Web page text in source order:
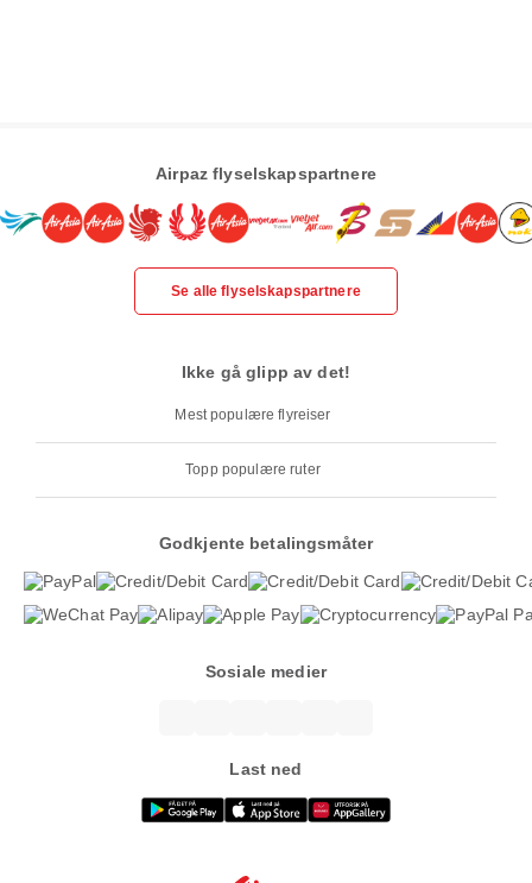
Airpaz flyselskapspartnere
Se alle flyselskapspartnere
Ikke gå glipp av det!
Mest populære flyreiser
Topp populære ruter
Godkjente betalingsmåter
Sosiale medier
Last ned